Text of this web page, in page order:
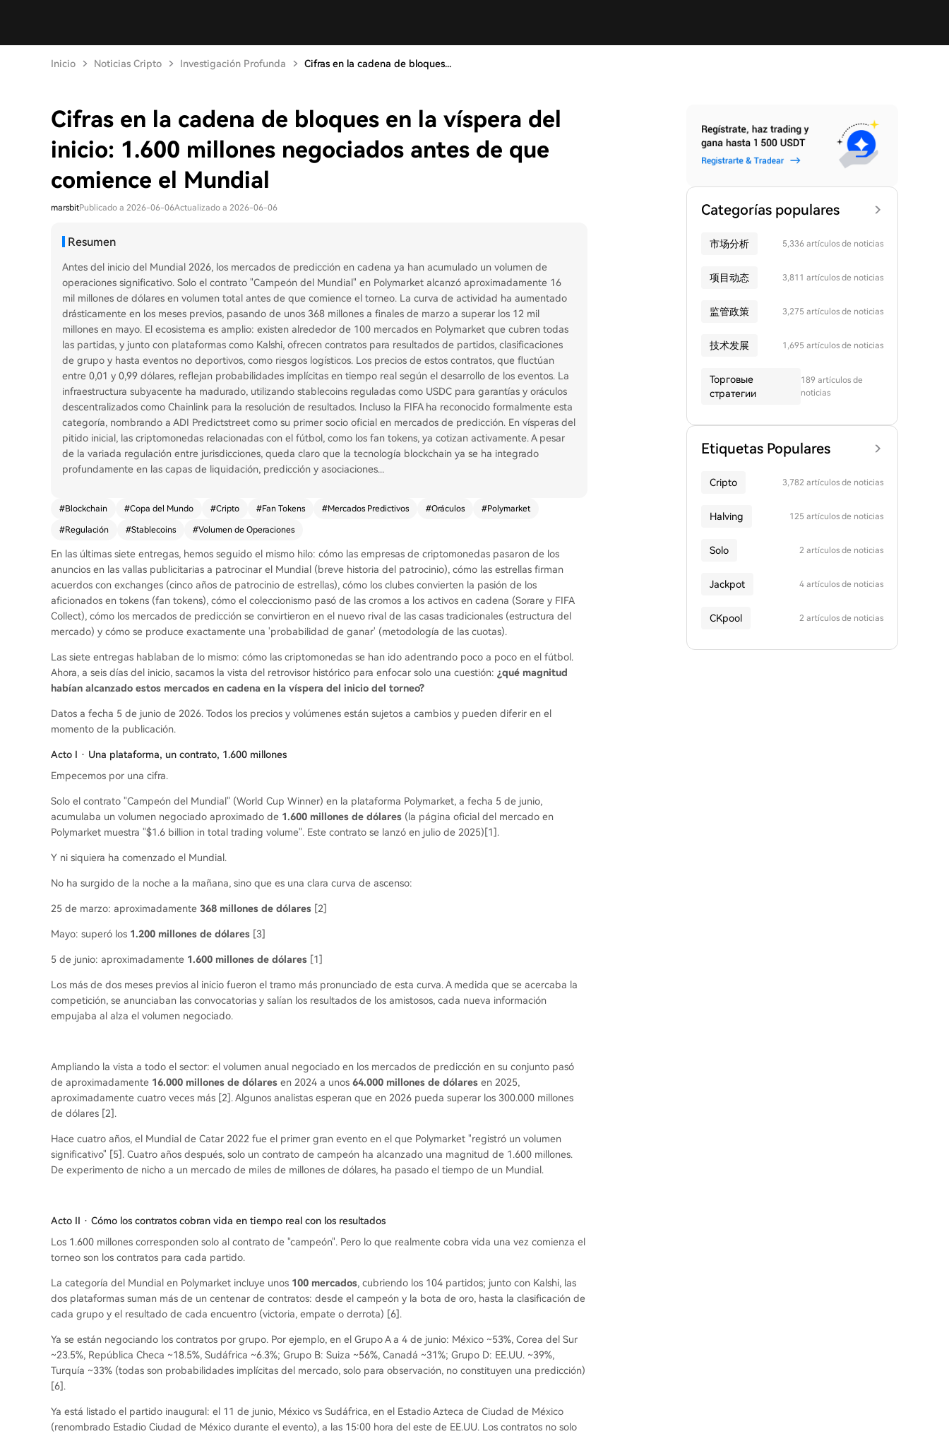
Inicio Noticias Cripto Investigación Profunda Cifras en la cadena de bloques...
Cifras en la cadena de bloques en la víspera del
inicio: 1.600 millones negociados antes de que
comience el Mundial
marsbitPublicado a 2026-06-06Actualizado a 2026-06-06
Resumen
Antes del inicio del Mundial 2026, los mercados de predicción en cadena ya han acumulado un volumen de
operaciones significativo. Solo el contrato "Campeón del Mundial" en Polymarket alcanzó aproximadamente 16
mil millones de dólares en volumen total antes de que comience el torneo. La curva de actividad ha aumentado
drásticamente en los meses previos, pasando de unos 368 millones a finales de marzo a superar los 12 mil
millones en mayo. El ecosistema es amplio: existen alrededor de 100 mercados en Polymarket que cubren todas
las partidas, y junto con plataformas como Kalshi, ofrecen contratos para resultados de partidos, clasificaciones
de grupo y hasta eventos no deportivos, como riesgos logísticos. Los precios de estos contratos, que fluctúan
entre 0,01 y 0,99 dólares, reflejan probabilidades implícitas en tiempo real según el desarrollo de los eventos. La
infraestructura subyacente ha madurado, utilizando stablecoins reguladas como USDC para garantías y oráculos
descentralizados como Chainlink para la resolución de resultados. Incluso la FIFA ha reconocido formalmente esta
categoría, nombrando a ADI Predictstreet como su primer socio oficial en mercados de predicción. En vísperas del
pitido inicial, las criptomonedas relacionadas con el fútbol, como los fan tokens, ya cotizan activamente. A pesar
de la variada regulación entre jurisdicciones, queda claro que la tecnología blockchain ya se ha integrado
profundamente en las capas de liquidación, predicción y asociaciones...
#Blockchain #Copa del Mundo #Cripto #Fan Tokens #Mercados Predictivos #Oráculos #Polymarket
#Regulación #Stablecoins #Volumen de Operaciones
En las últimas siete entregas, hemos seguido el mismo hilo: cómo las empresas de criptomonedas pasaron de los
anuncios en las vallas publicitarias a patrocinar el Mundial (breve historia del patrocinio), cómo las estrellas firman
acuerdos con exchanges (cinco años de patrocinio de estrellas), cómo los clubes convierten la pasión de los
aficionados en tokens (fan tokens), cómo el coleccionismo pasó de las cromos a los activos en cadena (Sorare y FIFA
Collect), cómo los mercados de predicción se convirtieron en el nuevo rival de las casas tradicionales (estructura del
mercado) y cómo se produce exactamente una 'probabilidad de ganar' (metodología de las cuotas).
Las siete entregas hablaban de lo mismo: cómo las criptomonedas se han ido adentrando poco a poco en el fútbol.
Ahora, a seis días del inicio, sacamos la vista del retrovisor histórico para enfocar solo una cuestión: ¿qué magnitud
habían alcanzado estos mercados en cadena en la víspera del inicio del torneo?
Datos a fecha 5 de junio de 2026. Todos los precios y volúmenes están sujetos a cambios y pueden diferir en el
momento de la publicación.
Acto I · Una plataforma, un contrato, 1.600 millones
Empecemos por una cifra.
Solo el contrato "Campeón del Mundial" (World Cup Winner) en la plataforma Polymarket, a fecha 5 de junio,
acumulaba un volumen negociado aproximado de 1.600 millones de dólares (la página oficial del mercado en
Polymarket muestra "$1.6 billion in total trading volume". Este contrato se lanzó en julio de 2025)[1].
Y ni siquiera ha comenzado el Mundial.
No ha surgido de la noche a la mañana, sino que es una clara curva de ascenso:
25 de marzo: aproximadamente 368 millones de dólares [2]
Mayo: superó los 1.200 millones de dólares [3]
5 de junio: aproximadamente 1.600 millones de dólares [1]
Los más de dos meses previos al inicio fueron el tramo más pronunciado de esta curva. A medida que se acercaba la
competición, se anunciaban las convocatorias y salían los resultados de los amistosos, cada nueva información
empujaba al alza el volumen negociado.
Ampliando la vista a todo el sector: el volumen anual negociado en los mercados de predicción en su conjunto pasó
de aproximadamente 16.000 millones de dólares en 2024 a unos 64.000 millones de dólares en 2025,
aproximadamente cuatro veces más [2]. Algunos analistas esperan que en 2026 pueda superar los 300.000 millones
de dólares [2].
Hace cuatro años, el Mundial de Catar 2022 fue el primer gran evento en el que Polymarket "registró un volumen
significativo" [5]. Cuatro años después, solo un contrato de campeón ha alcanzado una magnitud de 1.600 millones.
De experimento de nicho a un mercado de miles de millones de dólares, ha pasado el tiempo de un Mundial.
Acto II · Cómo los contratos cobran vida en tiempo real con los resultados
Los 1.600 millones corresponden solo al contrato de "campeón". Pero lo que realmente cobra vida una vez comienza el
torneo son los contratos para cada partido.
La categoría del Mundial en Polymarket incluye unos 100 mercados, cubriendo los 104 partidos; junto con Kalshi, las
dos plataformas suman más de un centenar de contratos: desde el campeón y la bota de oro, hasta la clasificación de
cada grupo y el resultado de cada encuentro (victoria, empate o derrota) [6].
Ya se están negociando los contratos por grupo. Por ejemplo, en el Grupo A a 4 de junio: México ~53%, Corea del Sur
~23.5%, República Checa ~18.5%, Sudáfrica ~6.3%; Grupo B: Suiza ~56%, Canadá ~31%; Grupo D: EE.UU. ~39%,
Turquía ~33% (todas son probabilidades implícitas del mercado, solo para observación, no constituyen una predicción)
[6].
Ya está listado el partido inaugural: el 11 de junio, México vs Sudáfrica, en el Estadio Azteca de Ciudad de México
(renombrado Estadio Ciudad de México durante el evento), a las 15:00 hora del este de EE.UU. Los contratos no solo
Categorías populares
市场分析 5,336 artículos de noticias
项目动态 3,811 artículos de noticias
监管政策 3,275 artículos de noticias
技术发展 1,695 artículos de noticias
Торговые
стратегии
189 artículos de
noticias
Etiquetas Populares
Cripto 3,782 artículos de noticias
Halving 125 artículos de noticias
Solo 2 artículos de noticias
Jackpot 4 artículos de noticias
CKpool 2 artículos de noticias